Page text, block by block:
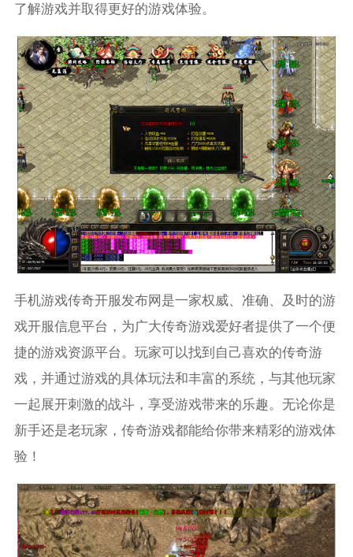
了解游戏并取得更好的游戏体验。
手机游戏传奇开服发布网是一家权威、准确、及时的游
戏开服信息平台，为广大传奇游戏爱好者提供了一个便
捷的游戏资源平台。玩家可以找到自己喜欢的传奇游
戏，并通过游戏的具体玩法和丰富的系统，与其他玩家
一起展开刺激的战斗，享受游戏带来的乐趣。无论你是
新手还是老玩家，传奇游戏都能给你带来精彩的游戏体
验！